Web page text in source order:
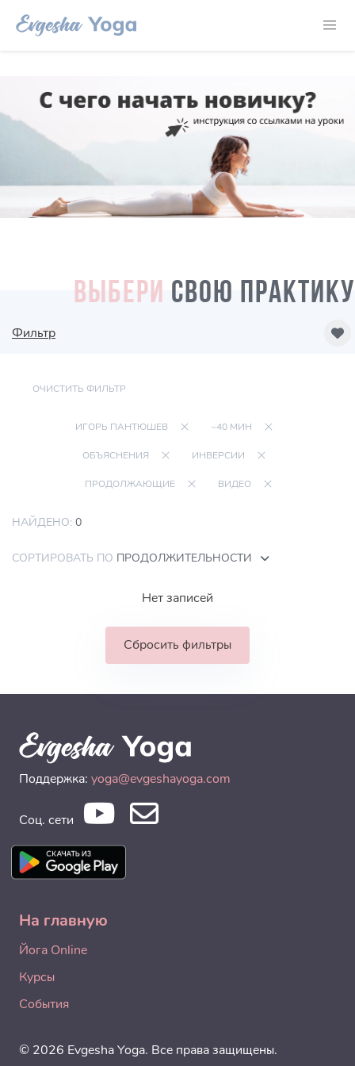
ВЫБЕРИ СВОЮ ПРАКТИКУ
Фильтр
ОЧИСТИТЬ ФИЛЬТР
ИГОРЬ ПАНТЮШЕВ ~40 МИН
ОБЪЯСНЕНИЯ ИНВЕРСИИ
ПРОДОЛЖАЮЩИЕ ВИДЕО
НАЙДЕНО: 0
СОРТИРОВАТЬ ПО ПРОДОЛЖИТЕЛЬНОСТИ
Нет записей
Сбросить фильтры
Поддержка: yoga@evgeshayoga.com
Соц. сети
На главную
Йога Online
Курсы
События
© 2026 Evgesha Yoga. Все права защищены.